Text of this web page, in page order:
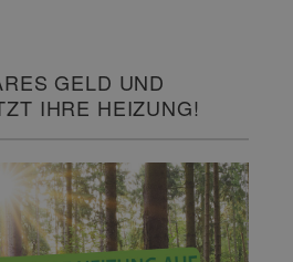
GELD UND
IHRE HEIZUNG!